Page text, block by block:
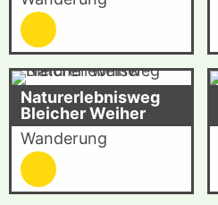
Naturerlebnisweg
Bleicher Weiher
Wanderung